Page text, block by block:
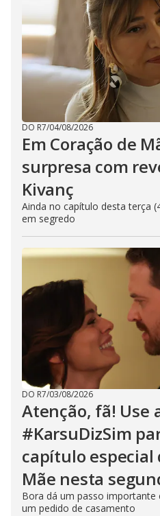
DO R7/04/08/2026
Em Coração de
surpresa com
Kivanç
Ainda no capítulo desta terça
em segredo
DO R7/03/08/2026
Atenção, fã! Use
#KarsuDizSim
capítulo especial
Mãe nesta
Bora dá um passo importante
um pedido de casamento